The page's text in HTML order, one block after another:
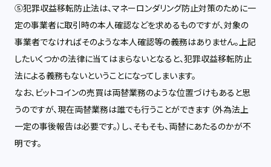
⑤犯罪収益移転防止法は、マネーロンダリング防止対策のために一
定の事業者に取引時の本人確認などを求めるものですが、対象の
事業者でなければそのような本人確認等の義務はありません。上記
したいくつかの法律に当てはまらないとなると、犯罪収益移転防止
法による義務もないということになってしまいます。
なお、ビットコインの売買は両替業務のような位置づけもあると思
うのですが、現在両替業務は誰でも行うことができます（外為法上
一定の事後報告は必要です。）し、そもそも、両替にあたるのかが不
明です。